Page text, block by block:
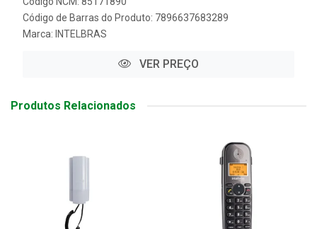
Código de Barras do Produto: 7896637683289
Marca: INTELBRAS
VER PREÇO
Produtos Relacionados